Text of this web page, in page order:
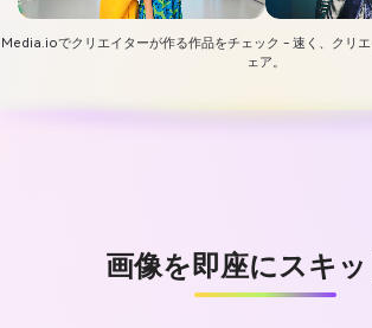
Media.ioでクリエイターが作る作品をチェック - 速く、クリ
ェア。
画像を即座にスキ